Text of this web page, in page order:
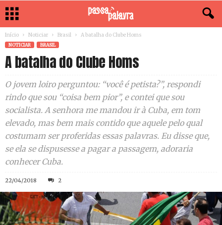
Início Noticiar Brasil A batalha do Clube Homs
NOTICIAR BRASIL
A batalha do Clube Homs
O jovem loiro perguntou: “você é petista?”, respondi
rindo que sou “coisa bem pior”, e contei que sou
socialista. A senhora me mandou ir à Cuba, em tom
elevado, mas bem mais contido que aquele pelo qual
costumam ser proferidas essas palavras. Eu disse que,
se ela se dispusesse a pagar a passagem, adoraria
conhecer Cuba.
22/04/2018 2